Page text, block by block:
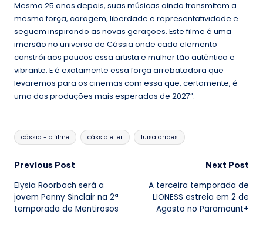
Mesmo 25 anos depois, suas músicas ainda transmitem a
mesma força, coragem, liberdade e representatividade e
seguem inspirando as novas gerações. Este filme é uma
imersão no universo de Cássia onde cada elemento
constrói aos poucos essa artista e mulher tão autêntica e
vibrante. E é exatamente essa força arrebatadora que
levaremos para os cinemas com essa que, certamente, é
uma das produções mais esperadas de 2027”.
Tags:
cássia - o filme cássia eller luisa arraes
Post
navigation
Previous Post
Elysia Roorbach será a
jovem Penny Sinclair na 2ª
temporada de Mentirosos
Next Post
A terceira temporada de
LIONESS estreia em 2 de
Agosto no Paramount+